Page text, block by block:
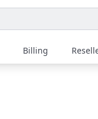
Billing